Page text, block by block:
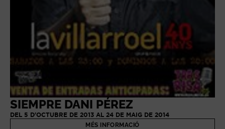
SIEMPRE DANI PÉREZ
DEL 5 D'OCTUBRE DE 2013 AL 24 DE MAIG DE 2014
MÉS INFORMACIÓ